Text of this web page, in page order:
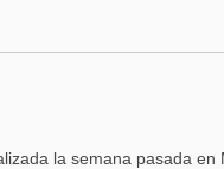
la semana pasada en